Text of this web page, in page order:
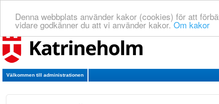
Denna webbplats använder kakor (cookies) för att
vidare godkänner du att vi använder kakor.Om kakor
Välkommen till administrationen